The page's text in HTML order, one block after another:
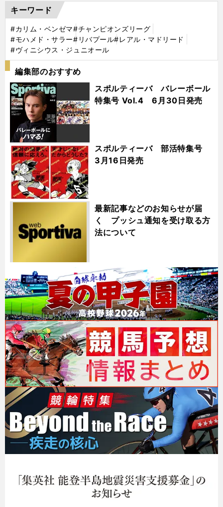
キーワード
#カリム・ベンゼマ#チャンピオンズリーグ
#モハメド・サラー#リバプール#レアル・マドリード
#ヴィニシウス・ジュニオール
編集部のおすすめ
スポルティーバ バレーボール
特集号 Vol.4 6月30日発売
スポルティーバ 部活特集号
3月16日発売
最新記事などのお知らせが届
く プッシュ通知を受け取る方
法について